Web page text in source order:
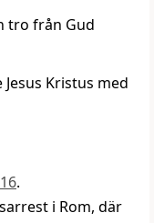
tro från Gud
Kristus med
.
i Rom, där